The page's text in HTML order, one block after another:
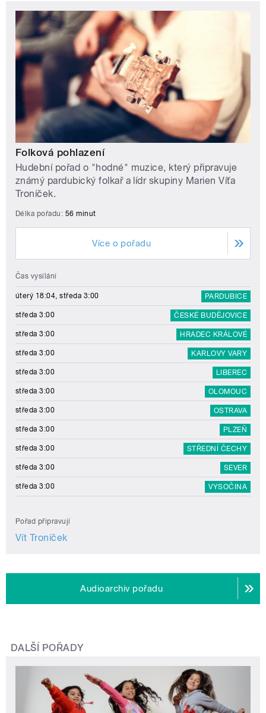
Folková pohlazení
Hudební pořad o "hodné" muzice, který připravuje
známý pardubický folkař a lídr skupiny Marien Víťa
Troníček.
Délka pořadu: 56 minut
Více o pořadu
Čas vysílání
úterý 18:04, středa 3:00 PARDUBICE
středa 3:00 ČESKÉ BUDĚJOVICE
středa 3:00 HRADEC KRÁLOVÉ
středa 3:00 KARLOVY VARY
středa 3:00 LIBEREC
středa 3:00 OLOMOUC
středa 3:00 OSTRAVA
středa 3:00 PLZEŇ
středa 3:00 STŘEDNÍ ČECHY
středa 3:00 SEVER
středa 3:00 VYSOČINA
Pořad připravují
Vít Troníček
Audioarchiv pořadu
DALŠÍ POŘADY